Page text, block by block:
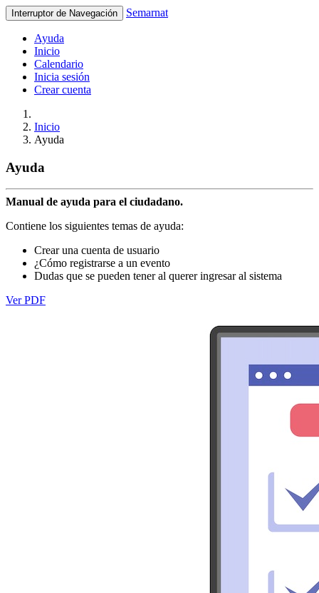
Interruptor de Navegación Semarnat
Ayuda
Inicio
Calendario
Inicia sesión
Crear cuenta
Inicio
Ayuda
Ayuda
Manual de ayuda para el ciudadano.
Contiene los siguientes temas de ayuda:
Crear una cuenta de usuario
¿Cómo registrarse a un evento
Dudas que se pueden tener al querer ingresar al sistema
Ver PDF